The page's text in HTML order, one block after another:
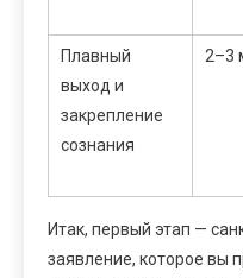
Плавный
выход и
закрепление
сознания
2–3
Итак, первый этап —
заявление, которое вы